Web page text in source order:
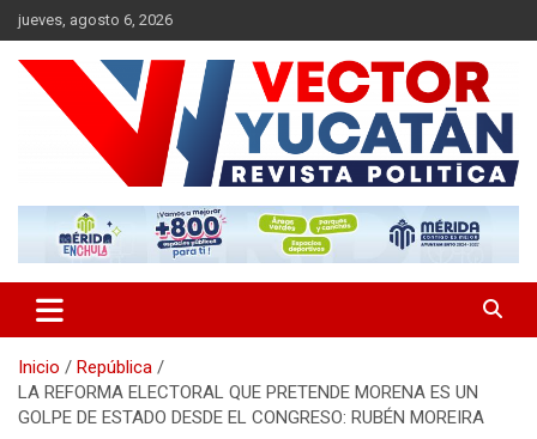
Saltar
al
contenido
jueves, agosto 6, 2026
Vector Yucatán
Inicio
República
LA REFORMA ELECTORAL QUE PRETENDE MORENA ES UN
GOLPE DE ESTADO DESDE EL CONGRESO: RUBÉN MOREIRA